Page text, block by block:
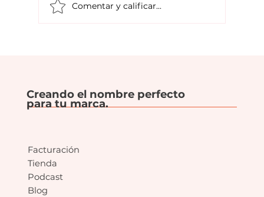
Creando el nombre perfecto
para tu marca.
Facturación
Tienda
Podcast
Blog
Comentar y calificar...